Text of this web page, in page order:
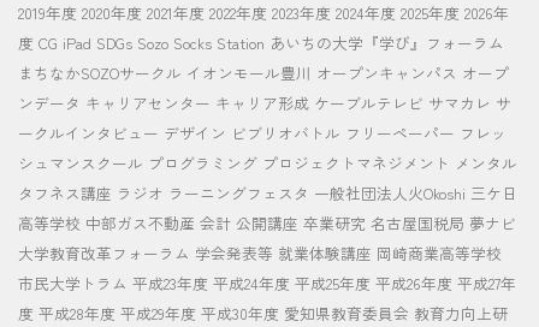
2019年度 2020年度 2021年度 2022年度 2023年度 2024年度 2025年度 2026年
度 CG iPad SDGs Sozo Socks Station あいちの大学『学び』フォーラム
まちなかSOZOサークル イオンモール豊川 オープンキャンパス オープ
ンデータ キャリアセンター キャリア形成 ケーブルテレビ サマカレ サ
ークルインタビュー デザイン ビブリオバトル フリーペーパー フレッ
シュマンスクール プログラミング プロジェクトマネジメント メンタル
タフネス講座 ラジオ ラーニングフェスタ 一般社団法人火Okoshi 三ケ日
高等学校 中部ガス不動産 会計 公開講座 卒業研究 名古屋国税局 夢ナビ
大学教育改革フォーラム 学会発表等 就業体験講座 岡崎商業高等学校
市民大学トラム 平成23年度 平成24年度 平成25年度 平成26年度 平成27年
度 平成28年度 平成29年度 平成30年度 愛知県教育委員会 教育力向上研